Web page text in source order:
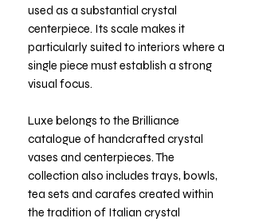
used as a substantial crystal
centerpiece. Its scale makes it
particularly suited to interiors where a
single piece must establish a strong
visual focus.
Luxe belongs to the Brilliance
catalogue of handcrafted crystal
vases and centerpieces. The
collection also includes trays, bowls,
tea sets and carafes created within
the tradition of Italian crystal